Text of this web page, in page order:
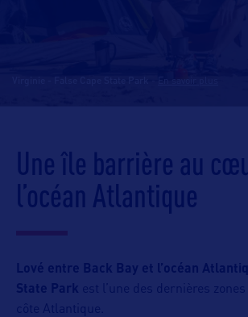
Une île barrière au
l’océan Atlantique
Lové entre Back Bay et l’océan
State Park est l’une des dernières
côte Atlantique.